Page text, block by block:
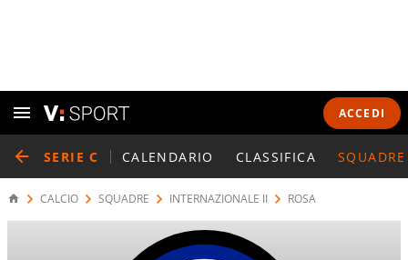
ACCEDI
SERIE C CALENDARIO CLASSIFICA SQUADRE
CALCIO SQUADRE INTERNAZIONALE II ROSA